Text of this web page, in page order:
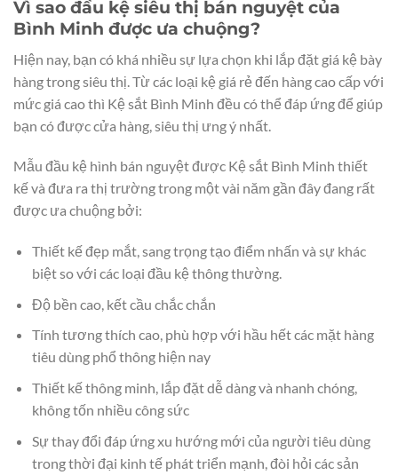
Vì sao đầu kệ siêu thị bán nguyệt của
Bình Minh được ưa chuộng?
Hiện nay, bạn có khá nhiều sự lựa chọn khi lắp đặt giá kệ bày
hàng trong siêu thị. Từ các loại kệ giá rẻ đến hàng cao cấp với
mức giá cao thì Kệ sắt Bình Minh đều có thể đáp ứng để giúp
bạn có được cửa hàng, siêu thị ưng ý nhất.
Mẫu đầu kệ hình bán nguyệt được Kệ sắt Bình Minh thiết
kế và đưa ra thị trường trong một vài năm gần đây đang rất
được ưa chuộng bởi:
Thiết kế đẹp mắt, sang trọng tạo điểm nhấn và sự khác
biệt so với các loại đầu kệ thông thường.
Độ bền cao, kết cầu chắc chắn
Tính tương thích cao, phù hợp với hầu hết các mặt hàng
tiêu dùng phổ thông hiện nay
Thiết kế thông minh, lắp đặt dễ dàng và nhanh chóng,
không tốn nhiều công sức
Sự thay đổi đáp ứng xu hướng mới của người tiêu dùng
trong thời đại kinh tế phát triển mạnh, đòi hỏi các sản